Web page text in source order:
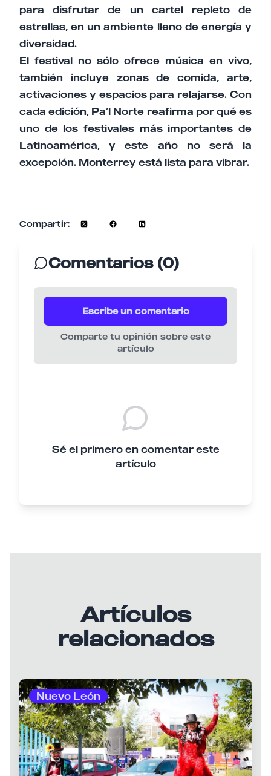
para disfrutar de un cartel repleto de
estrellas, en un ambiente lleno de energía y
diversidad.
El festival no sólo ofrece música en vivo,
también incluye zonas de comida, arte,
activaciones y espacios para relajarse. Con
cada edición, Pa’l Norte reafirma por qué es
uno de los festivales más importantes de
Latinoamérica, y este año no será la
excepción. Monterrey está lista para vibrar.
Compartir:
Comentarios (0)
Escribe un comentario
Comparte tu opinión sobre este
artículo
Sé el primero en comentar este
artículo
Artículos
relacionados
Nuevo León